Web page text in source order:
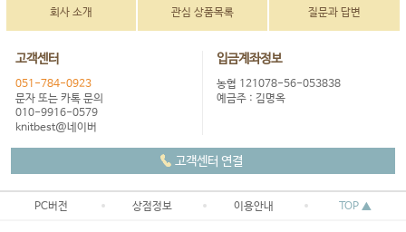
회사 소개 관심 상품목록 질문과 답변
고객센터
051-784-0923
문자 또는 카톡 문의
010-9916-0579
knitbest@네이버
입금계좌정보
농협 121078-56-053838
예금주 : 김명옥
고객센터 연결
PC버전 상점정보 이용안내 TOP ▲